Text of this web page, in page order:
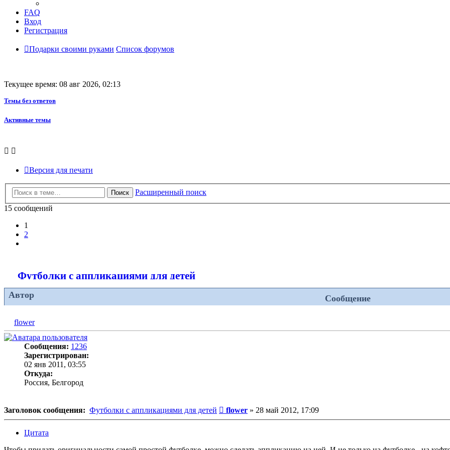
FAQ
Вход
Регистрация
Подарки своими руками Список форумов
Текущее время: 08 авг 2026, 02:13
Темы без ответов
Активные темы
Версия для печати
Поиск
Расширенный поиск
15 сообщений
1
2
Футболки с аппликациями для детей
Автор Сообщение
flower
Сообщения: 1236
Зарегистрирован:
02 янв 2011, 03:55
Откуда:
Россия, Белгород
Заголовок сообщения: Футболки с аппликациями для детей Сообщение
flower » 28 май 2012, 17:09
Цитата